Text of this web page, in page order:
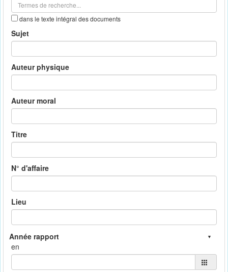
dans le texte intégral des documents
Sujet
Auteur physique
Auteur moral
Titre
N° d'affaire
Lieu
en